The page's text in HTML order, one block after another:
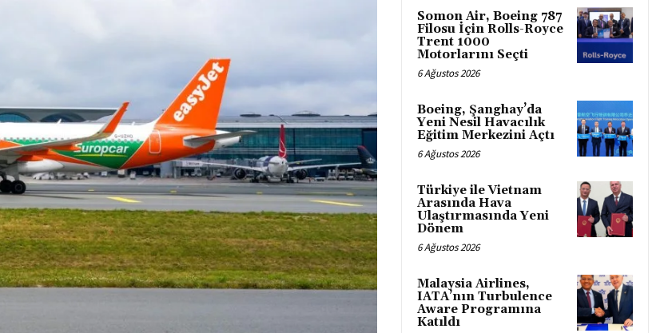
Somon Air, Boeing 787
Filosu İçin Rolls-Royce
Trent 1000
Motorlarını Seçti
6 Ağustos 2026
Boeing, Şanghay’da
Yeni Nesil Havacılık
Eğitim Merkezini Açtı
6 Ağustos 2026
Türkiye ile Vietnam
Arasında Hava
Ulaştırmasında Yeni
Dönem
6 Ağustos 2026
Malaysia Airlines,
IATA’nın Turbulence
Aware Programına
Katıldı